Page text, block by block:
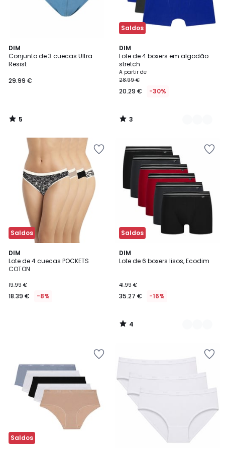
DIM
Conjunto de 3 cuecas Ultra
Resist
29.99 €
5
/
5
5
/
Saldos
DIM
Lote de 4 boxers em algodão
stretch
A partir de
28.99 €
20.29 € -30%
3
/
5
2
Cores
3
/
Saldos
DIM
Lote de 4 cuecas POCKETS
COTON
19.99 €
18.39 € -8%
Saldos
DIM
Lote de 6 boxers lisos, Ecodim
41.99 €
35.27 € -16%
4
/
2
Cores
4
/
Saldos